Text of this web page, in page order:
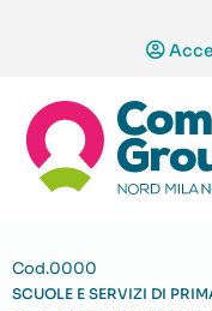
Cod.0000
SCUOLE E SERVIZI DI